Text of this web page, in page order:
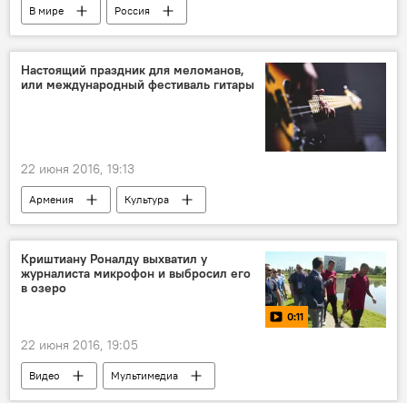
В мире Россия
Настоящий праздник для меломанов,
или международный фестиваль гитары
22 июня 2016, 19:13
Армения Культура
Криштиану Роналду выхватил у
журналиста микрофон и выбросил его
в озеро
0:11
22 июня 2016, 19:05
Видео Мультимедиа